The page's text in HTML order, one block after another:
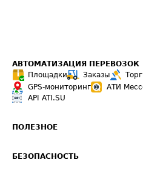
АВТОМАТИЗАЦИЯ ПЕРЕВОЗОК
Площадки
Заказы
GPS-мониторинг
АТИ
API ATI.SU
ПОЛЕЗНОЕ
БЕЗОПАСНОСТЬ